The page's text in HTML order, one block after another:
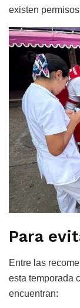
existen
Para
Entre las
esta temporada
encuentran: